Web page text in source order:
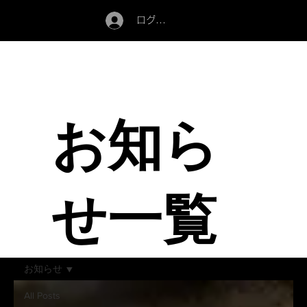
ログイン
All Posts
お知らせ
お知ら
せ一覧